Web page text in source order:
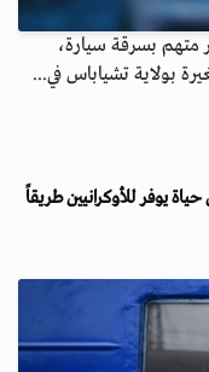
بسرقة سيارة،
بولاية تشياباس في...
يوفر للأوكرانيين طريقاً